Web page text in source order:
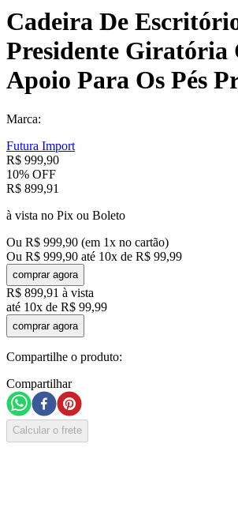
Cadeira De
Presidente Giratória
Apoio Para Os Pés
Marca:
Futura Import
R$ 999,90
10% OFF
R$ 899,91
à vista no Pix ou Boleto
Ou R$ 999,90 (em 1x no cartão)
Ou R$ 999,90 até 10x de R$ 99,99
comprar agora
R$ 899,91 à vista
até 10x de R$ 99,99
comprar agora
Compartilhe o produto:
Compartilhar
Calcular o frete